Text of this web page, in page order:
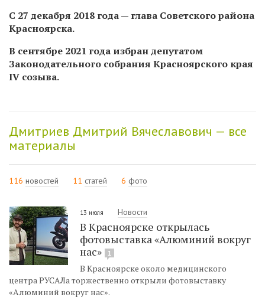
С 27 декабря 2018 года — глава Советского района
Красноярска.
В сентябре 2021 года избран депутатом
Законодательного собрания Красноярского края
IV созыва.
Дмитриев Дмитрий Вячеславович — все
материалы
116 новостей 11 статей 6 фото
13 июля Новости
В Красноярске открылась
фотовыставка «Алюминий вокруг
нас»
1
В Красноярске около медицинского
центра РУСАЛа торжественно открыли фотовыставку
«Алюминий вокруг нас».